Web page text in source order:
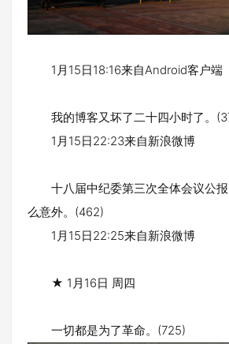
1月15日18:16来自Android客户端
我的博客又坏了二十四小时了。
1月15日22:23来自新浪微博
十八届中纪委第三次全体会议公报
么意外。(462)
1月15日22:25来自新浪微博
★ 1月16日 周四
一切都是为了革命。(725)